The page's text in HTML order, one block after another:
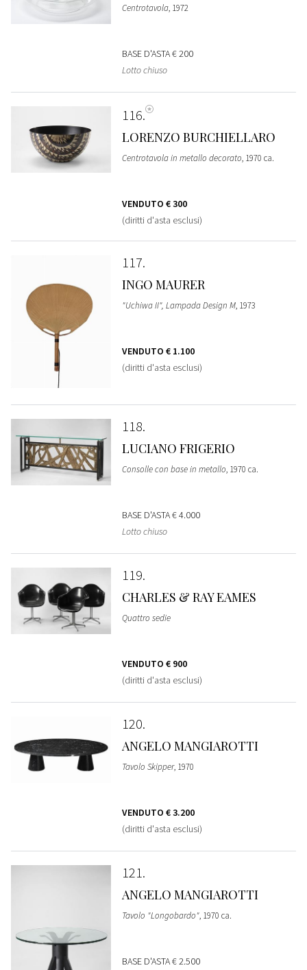
Centrotavola, 1972
BASE D'ASTA€ 200
Lotto chiuso
116
LORENZO BURCHIELLARO
Centrotavola in metallo decorato, 1970 ca.
VENDUTO € 300
(diritti d'asta esclusi)
117
INGO MAURER
"Uchiwa II", Lampada Design M, 1973
VENDUTO € 1.100
(diritti d'asta esclusi)
118
LUCIANO FRIGERIO
Consolle con base in metallo, 1970 ca.
BASE D'ASTA€ 4.000
Lotto chiuso
119
CHARLES & RAY EAMES
Quattro sedie
VENDUTO € 900
(diritti d'asta esclusi)
120
ANGELO MANGIAROTTI
Tavolo Skipper, 1970
VENDUTO € 3.200
(diritti d'asta esclusi)
121
ANGELO MANGIAROTTI
Tavolo "Longobardo", 1970 ca.
BASE D'ASTA€ 2.500